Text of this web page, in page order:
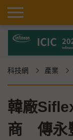
科技網 產業
韓廠
商 傳永